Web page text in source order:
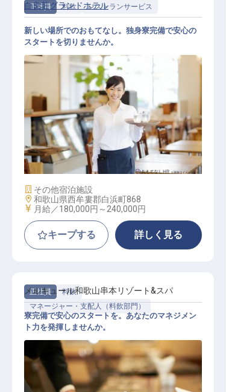
正社員 料飲 レストランサービス
料飲サービススタッフ（宴会・レス
トラン・ラウンジ）
白良荘グランドホテル
新しい場所でのおもてなし。独身寮完備で安心の
スタートを切りませんか。
施設業態
その他宿泊施設
勤務地
和歌山県西牟婁郡白浜町868
給与
月給／180,000円～ 240,000円
キープする 詳しく見る
正社員
料飲
マネージャー・支配人（料飲部門）
メルキュール和歌山串本リゾート&スパ
寮完備で安心のスタートを。あなたのマネジメン
ト力を発揮しませんか。